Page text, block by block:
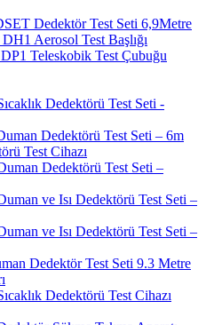
Dedektör Test Seti 6,9Metre
Aerosol Test Başlığı
Teleskobik Test Çubuğu
Dedektörü Test Seti -
Dedektörü Test Seti – 6m
Test Cihazı
Dedektörü Test Seti –
ve Isı Dedektörü Test Seti –
ve Isı Dedektörü Test Seti –
Dedektör Test Seti 9.3 Metre
Dedektörü Test Cihazı